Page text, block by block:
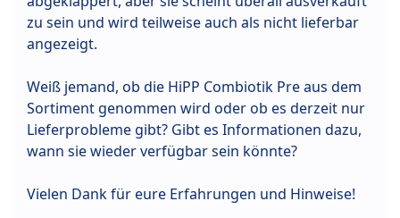
zu sein und wird teilweise auch als nicht lieferbar
angezeigt.
Weiß jemand, ob die HiPP Combiotik Pre aus dem
Sortiment genommen wird oder ob es derzeit nur
Lieferprobleme gibt? Gibt es Informationen dazu,
wann sie wieder verfügbar sein könnte?
Vielen Dank für eure Erfahrungen und Hinweise!